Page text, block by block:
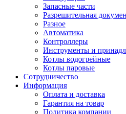
Запасные части
Разрешительная
Разное
Автоматика
Контроллеры
Инструменты и
Котлы водогрейные
Котлы паровые
Сотрудничество
Информация
Оплата и доставка
Гарантия на товар
Политика компании